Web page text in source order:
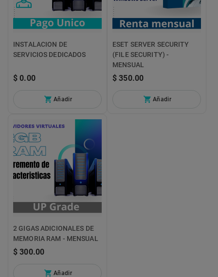
INSTALACION DE
SERVICIOS DEDICADOS
$ 0.00
Añadir
ESET SERVER SECURITY
(FILE SECURITY) -
MENSUAL
$ 350.00
Añadir
2 GIGAS ADICIONALES DE
MEMORIA RAM - MENSUAL
$ 300.00
Añadir